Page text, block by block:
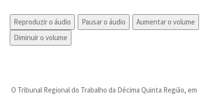
Reproduzir o áudio Pausar o áudio
Aumentar o volume
Diminuir o volume
O Tribunal Regional do Trabalho da Décima Quinta Região, em